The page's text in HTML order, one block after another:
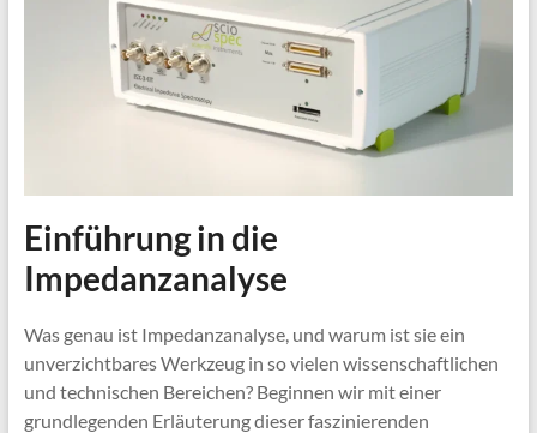
Einführung in die
Impedanzanalyse
Was genau ist Impedanzanalyse, und warum ist sie ein
unverzichtbares Werkzeug in so vielen wissenschaftlichen
und technischen Bereichen? Beginnen wir mit einer
grundlegenden Erläuterung dieser faszinierenden